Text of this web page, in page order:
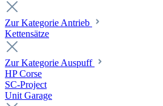
Zur Kategorie Antrieb
Kettensätze
Zur Kategorie Auspuff
HP Corse
SC-Project
Unit Garage